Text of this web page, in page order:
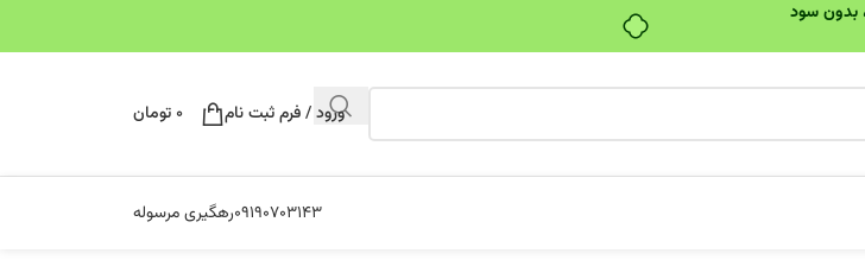
بدون سود
ورود / فرم ثبت نام ۰ تومان
۰۹۱۹۰۷۰۳۱۴۳رهگیری مرسوله